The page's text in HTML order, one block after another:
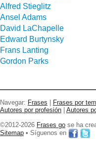
Alfred Stieglitz
Ansel Adams
David LaChapelle
Edward Burtynsky
Frans Lanting
Gordon Parks
Navegar: Frases | Frases por
Autores por profesión | Autores
©2012-2026 Frases go se ha
Sitemap • Síguenos en